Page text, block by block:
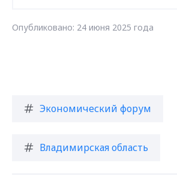
Опубликовано: 24 июня 2025 года
Экономический форум
Владимирская область